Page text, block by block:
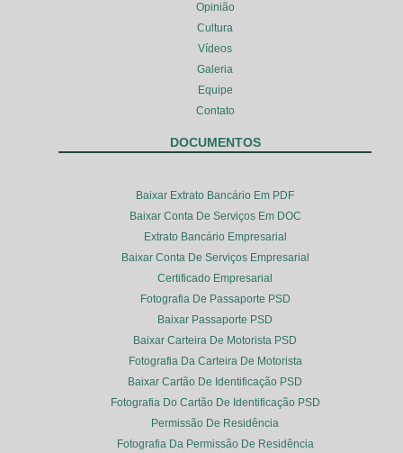
Opinião
Cultura
Vídeos
Galeria
Equipe
Contato
DOCUMENTOS
Baixar Extrato Bancário Em PDF
Baixar Conta De Serviços Em DOC
Extrato Bancário Empresarial
Baixar Conta De Serviços Empresarial
Certificado Empresarial
Fotografia De Passaporte PSD
Baixar Passaporte PSD
Baixar Carteira De Motorista PSD
Fotografia Da Carteira De Motorista
Baixar Cartão De Identificação PSD
Fotografia Do Cartão De Identificação PSD
Permissão De Residência
Fotografia Da Permissão De Residência